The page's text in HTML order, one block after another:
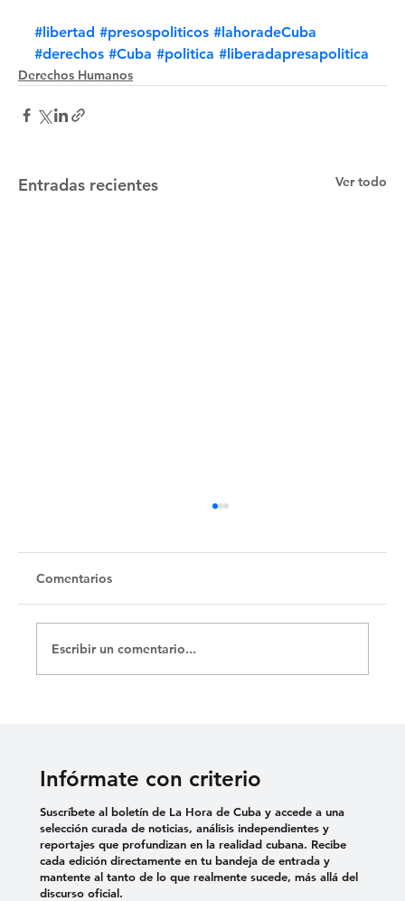
#libertad #presospoliticos #lahoradeCuba
#derechos #Cuba #politica #liberadapresapolitica
Derechos Humanos
Entradas recientes Ver todo
Untitled
Comentarios
Escribir un comentario...
Infórmate con criterio
Suscríbete al boletín de La Hora de Cuba y accede a una
selección curada de noticias, análisis independientes y
reportajes que profundizan en la realidad cubana. Recibe
cada edición directamente en tu bandeja de entrada y
mantente al tanto de lo que realmente sucede, más allá del
discurso oficial.